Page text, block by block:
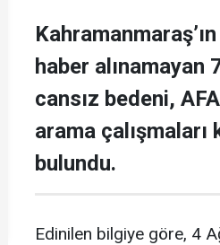
haber alınamayan
cansız bedeni,
arama çalışmaları
bulundu.
Edinilen bilgiye göre, 4